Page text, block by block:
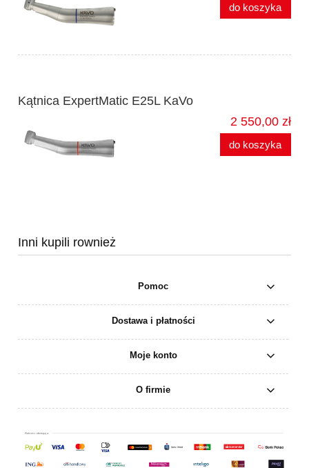
do koszyka
Kątnica ExpertMatic E25L KaVo
2 550,00 zł
do koszyka
Inni kupili rownież
Pomoc
Dostawa i płatności
Moje konto
O firmie